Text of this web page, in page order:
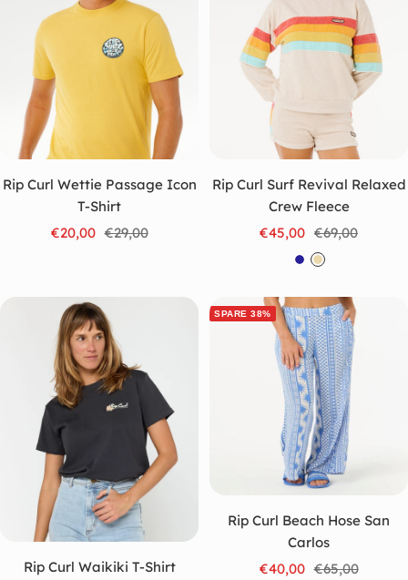
b
e
d
Rip Curl Wettie Passage Icon
T-Shirt
Angebotspreis
€20,00 Regulärer
€29,00
Rip Curl Surf Revival Relaxed
Crew Fleece
Angebotspreis
€45,00 Regulärer
Preis
€69,00
M
r
i
n
e
b
l
a
u
B
i
g
e
Rip Curl Waikiki T-Shirt
SPARE 38%
Rip Curl Beach Hose San
Carlos
Angebotspreis
€40,00 Regulärer
€65,00